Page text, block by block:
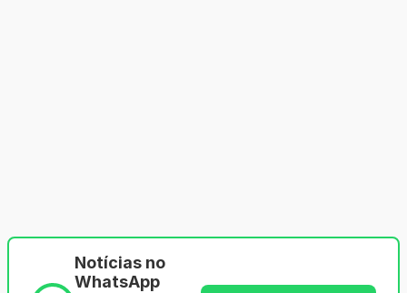
Notícias no
WhatsApp